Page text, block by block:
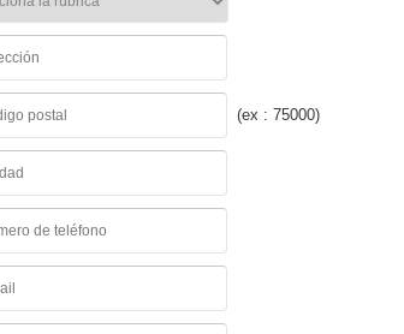
(ex : 75000)